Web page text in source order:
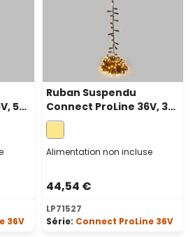
5
36V
Ruban Suspendu
Connect ProLine 36V, 3
m, 150 maxiled blanc
chaud, câble vert
Alimentation non incluse
44,54 €
LP71527
Série: Connect ProLine 36V